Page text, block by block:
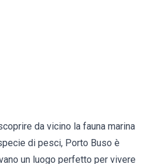
da vicino la fauna marina
di pesci, Porto Buso è
un luogo perfetto per vivere